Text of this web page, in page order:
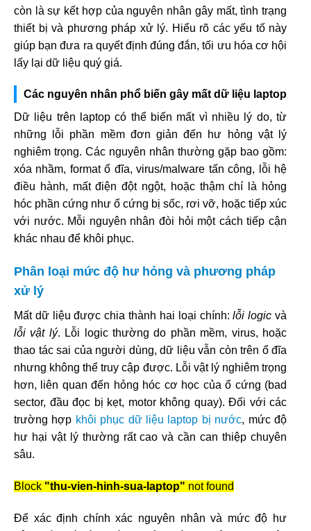
còn là sự kết hợp của nguyên nhân gây mất, tình trạng
thiết bị và phương pháp xử lý. Hiểu rõ các yếu tố này
giúp bạn đưa ra quyết định đúng đắn, tối ưu hóa cơ hội
lấy lại dữ liệu quý giá.
Các nguyên nhân phổ biến gây mất dữ liệu laptop
Dữ liệu trên laptop có thể biến mất vì nhiều lý do, từ
những lỗi phần mềm đơn giản đến hư hỏng vật lý
nghiêm trọng. Các nguyên nhân thường gặp bao gồm:
xóa nhầm, format ổ đĩa, virus/malware tấn công, lỗi hệ
điều hành, mất điện đột ngột, hoặc thậm chí là hỏng
hóc phần cứng như ổ cứng bị sốc, rơi vỡ, hoặc tiếp xúc
với nước. Mỗi nguyên nhân đòi hỏi một cách tiếp cận
khác nhau để khôi phục.
Phân loại mức độ hư hỏng và phương pháp
xử lý
Mất dữ liệu được chia thành hai loại chính:lỗi logic và
lỗi vật lý. Lỗi logic thường do phần mềm, virus, hoặc
thao tác sai của người dùng, dữ liệu vẫn còn trên ổ đĩa
nhưng không thể truy cập được. Lỗi vật lý nghiêm trọng
hơn, liên quan đến hỏng hóc cơ học của ổ cứng (bad
sector, đầu đọc bị kẹt, motor không quay). Đối với các
trường hợp khôi phục dữ liệu laptop bị nước, mức độ
hư hại vật lý thường rất cao và cần can thiệp chuyên
sâu.
Block "thu-vien-hinh-sua-laptop" not found
Để xác định chính xác nguyên nhân và mức độ hư